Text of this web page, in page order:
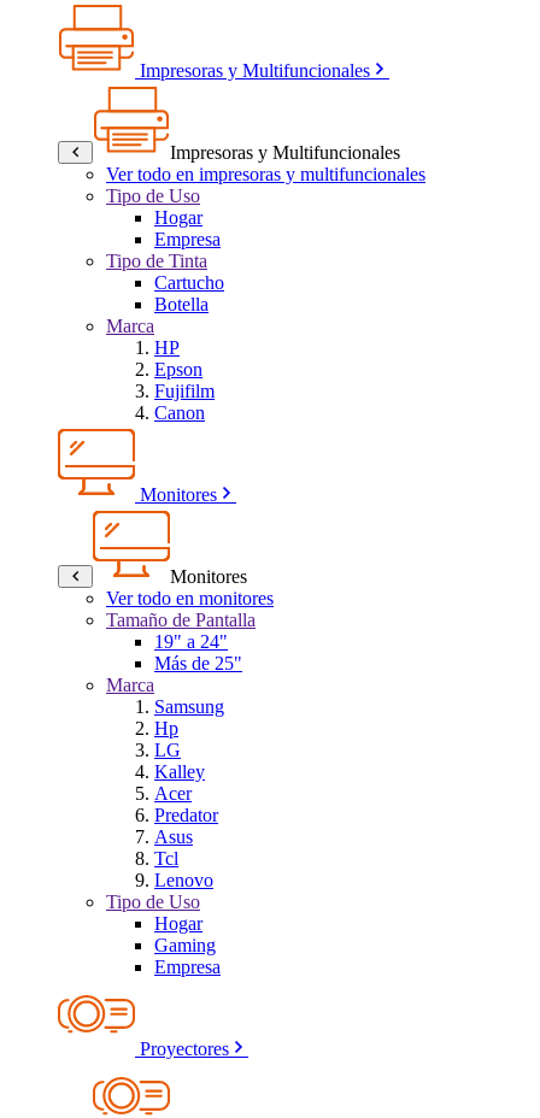
Impresoras y Multifuncionales
Impresoras y Multifuncionales
Ver todo en impresoras y multifuncionales
Tipo de Uso
Hogar
Empresa
Tipo de Tinta
Cartucho
Botella
Marca
HP
Epson
Fujifilm
Canon
Monitores
Monitores
Ver todo en monitores
Tamaño de Pantalla
19" a 24"
Más de 25"
Marca
Samsung
Hp
LG
Kalley
Acer
Predator
Asus
Tcl
Lenovo
Tipo de Uso
Hogar
Gaming
Empresa
Proyectores